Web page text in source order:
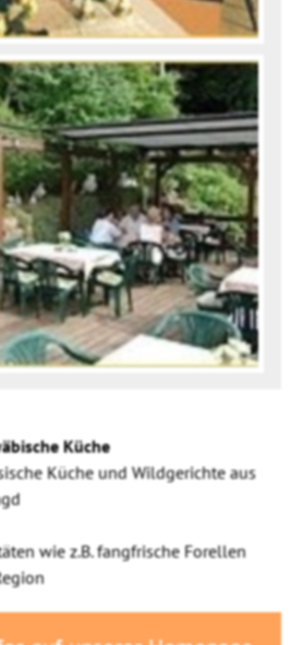
Küche
Küche und Wildgerichte aus
wie z.B. fangfrische Forellen